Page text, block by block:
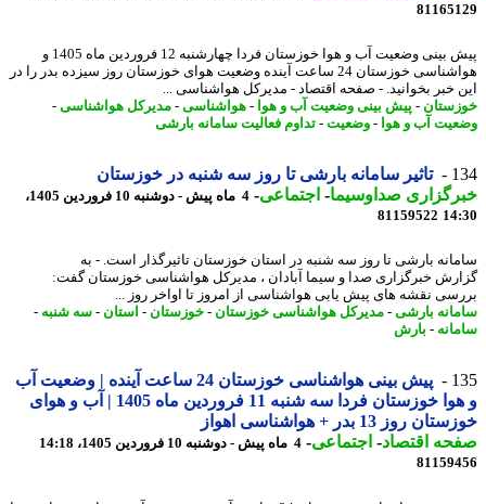
پیش بینی وضعیت آب و هوا خوزستان فردا چهارشنبه 12 فروردین ماه 1405 و
هواشناسی خوزستان 24 ساعت آینده وضعیت هوای خوزستان روز سیزده بدر را در
خبر بخوانید. - صفحه اقتصاد - مدیرکل هواشناسی ...
-پیش بینی وضعیت آب و هوا-هواشناسی-مدیرکل هواشناسی-
آب و هوا-وضعیت-تداوم فعالیت سامانه بارشی
تاثیر سامانه بارشی تا روز سه شنبه در خوزستان
صداوسیما-اجتماعی-
4 ماه پیش - دوشنبه 10 فروردین 1405،
81159522
بارشی تا روز سه شنبه در استان خوزستان تاثیرگذار است. - به
خبرگزاری صدا و سیما آبادان ، مدیرکل هواشناسی خوزستان گفت:
نقشه های پیش یابی هواشناسی از امروز تا اواخر روز ...
بارشی -مدیرکل هواشناسی خوزستان-خوزستان-استان-سه شنبه-
-بارش
پیش بینی هواشناسی خوزستان 24 ساعت آینده | وضعیت آب
و هوا خوزستان فردا سه شنبه 11 فروردین ماه 1405 | آب و هوای
روز 13 بدر + هواشناسی اهواز
اقتصاد-اجتماعی-4 ماه پیش - دوشنبه 10 فروردین 1405، 14:18